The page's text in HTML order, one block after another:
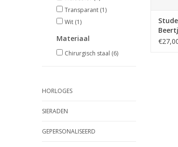
Transparant (1)
Wit (1)
Materiaal
Chirurgisch staal (6)
HORLOGES
SIERADEN
GEPERSONALISEERD